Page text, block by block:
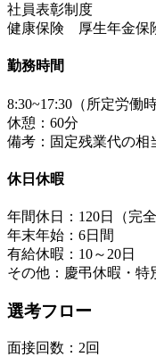
社員表彰制度
健康保険 厚生年金
勤務時間
8:30~17:30（所定労働
休憩：60分
備考：固定残業代の相
休日休暇
年間休日：120日（完
年末年始：6日間
有給休暇：10～20日
その他：慶弔休暇・特
選考フロー
面接回数：2回